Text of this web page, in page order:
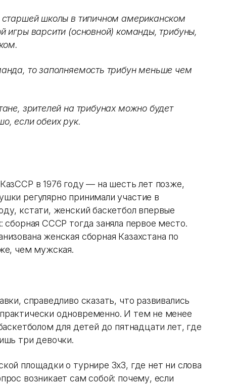
старшей школы в типичном американском
игры варсити (основной) команды, трибуны,
то заполняемость трибун меньше чем
зрителей на трибунах можно будет
если обеих рук.
в 1976 году — на шесть лет позже,
регулярно принимали участие в
кстати, женский баскетбол впервые
сборная СССР тогда заняла первое место.
женская сборная Казахстана по
чем мужская.
справедливо сказать, что развивались
одновременно. И тем не менее
для детей до пятнадцати лет, где
три девочки.
площадки о турнире 3х3, где нет ни слова
возникает сам собой: почему, если